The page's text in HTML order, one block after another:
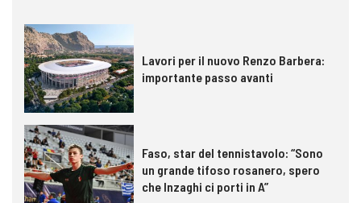
Lavori per il nuovo Renzo Barbera:
importante passo avanti
Faso, star del tennistavolo: “Sono
un grande tifoso rosanero, spero
che Inzaghi ci porti in A”